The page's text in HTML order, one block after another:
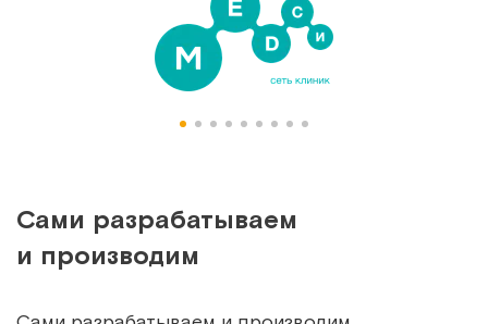
Сами разрабатываем
и производим